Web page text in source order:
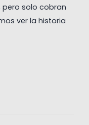
solo cobran
ver la historia